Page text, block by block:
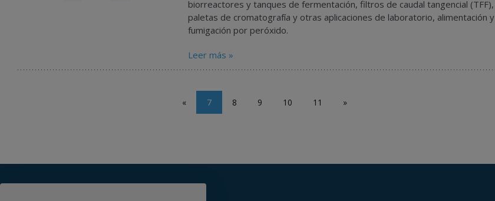
biorreactores y tanques de fermentación, filtros de caudal tangencial (TFF),
paletas de cromatografía y otras aplicaciones de laboratorio, alimentación y
fumigación por peróxido.
Leer más »
« 7 8 9 10 11 »